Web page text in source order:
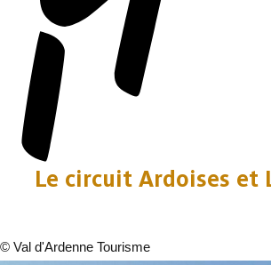
Le circuit Ardoises et
© Val d'Ardenne Tourisme